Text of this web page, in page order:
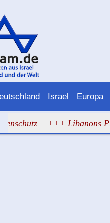
Israel Europa
+++ Libanons